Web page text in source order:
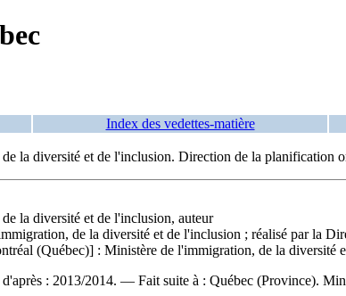
Index des vedettes-matière
la diversité et de l'inclusion. Direction de la planification
la diversité et de l'inclusion, auteur
de la diversité et de l'inclusion ; réalisé par la
(Québec)] : Ministère de l'immigration, de la diversité
: 2013/2014. — Fait suite à : Québec (Province).